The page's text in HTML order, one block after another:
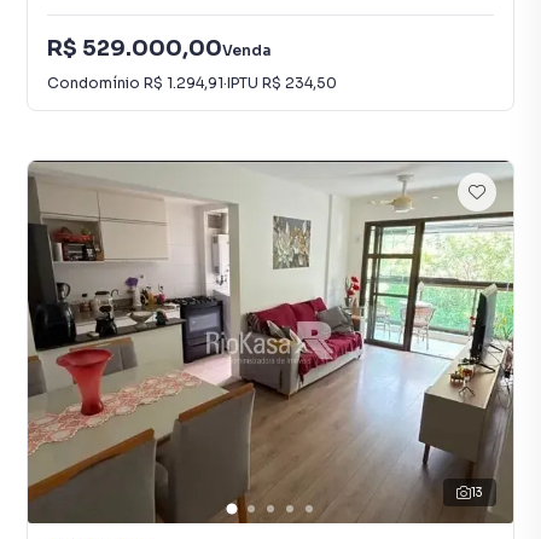
R$ 529.000,00Venda
Condomínio R$ 1.294,91·IPTU R$ 234,50
13